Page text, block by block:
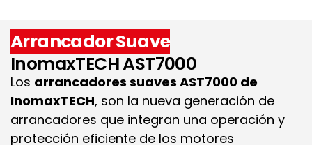
Arrancador Suave
InomaxTECH AST7000
Los arrancadores suaves AST7000 de
InomaxTECH, son la nueva generación de
arrancadores que integran una operación y
protección eficiente de los motores